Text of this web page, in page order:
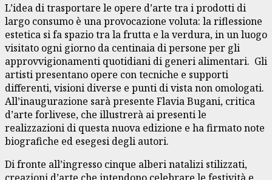
L’idea di trasportare le opere d’arte tra i prodotti di
largo consumo è una provocazione voluta: la riflessione
estetica si fa spazio tra la frutta e la verdura, in un luogo
visitato ogni giorno da centinaia di persone per gli
approvvigionamenti quotidiani di generi alimentari. Gli
artisti presentano opere con tecniche e supporti
differenti, visioni diverse e punti di vista non omologati.
All’inaugurazione sarà presente Flavia Bugani, critica
d’arte forlivese, che illustrerà ai presenti le
realizzazioni di questa nuova edizione e ha firmato note
biografiche ed esegesi degli autori.
Di fronte all’ingresso cinque alberi natalizi stilizzati,